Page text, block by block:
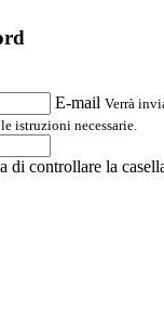
E-mail Verrà
istruzioni necessarie.
di controllare la